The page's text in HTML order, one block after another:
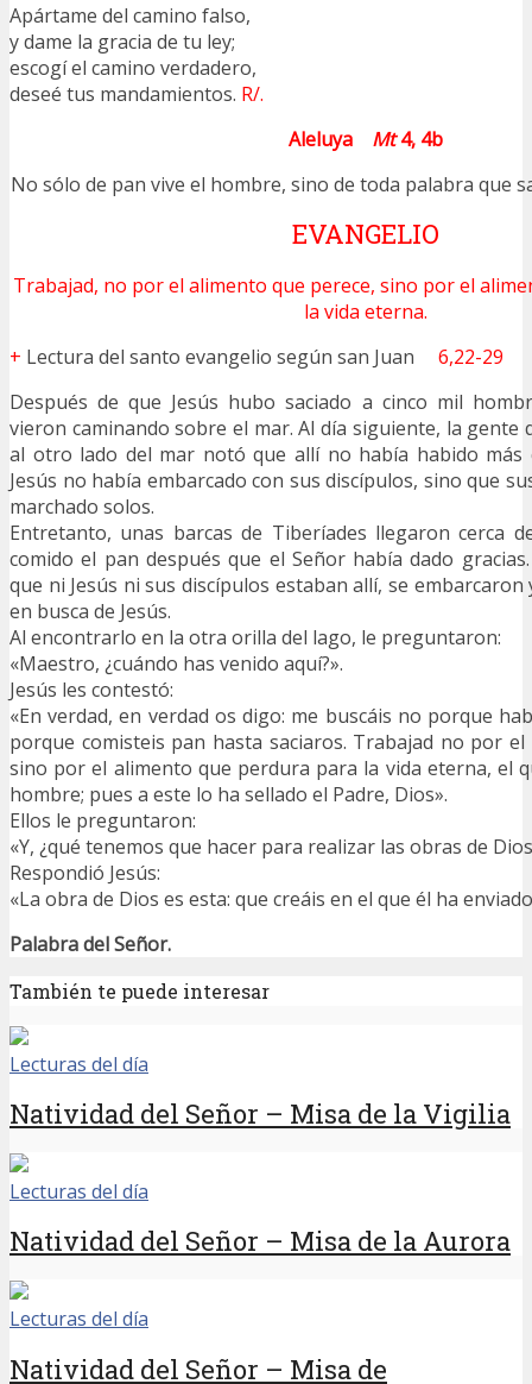
Apártame del camino falso,
y dame la gracia de tu ley;
escogí el camino verdadero,
deseé tus mandamientos. R/.
Aleluya Mt4, 4b
No sólo de pan vive el hombre, sino de toda palabra que
EVANGELIO
Trabajad, no por el alimento que perece, sino por el
la vida eterna.
+ Lectura del santo evangelio según san Juan 6,22-29
Después de que Jesús hubo saciado a cinco mil
vieron caminando sobre el mar. Al día siguiente, la gente
al otro lado del mar notó que allí no había habido más
Jesús no había embarcado con sus discípulos, sino que
marchado solos.
Entretanto, unas barcas de Tiberíades llegaron cerca
comido el pan después que el Señor había dado
que ni Jesús ni sus discípulos estaban allí, se
en busca de Jesús.
Al encontrarlo en la otra orilla del lago, le preguntaron:
«Maestro, ¿cuándo has venido aquí?».
Jesús les contestó:
«En verdad, en verdad os digo: me buscáis no porque
porque comisteis pan hasta saciaros. Trabajad no por
sino por el alimento que perdura para la vida eterna, el
hombre; pues a este lo ha sellado el Padre, Dios».
Ellos le preguntaron:
«Y, ¿qué tenemos que hacer para realizar las obras de
Respondió Jesús:
«La obra de Dios es esta: que creáis en el que él ha
Palabra del Señor.
También te puede interesar
Lecturas del día
Natividad del Señor – Misa de la Vigilia
Lecturas del día
Natividad del Señor – Misa de la Aurora
Lecturas del día
Natividad del Señor – Misa de